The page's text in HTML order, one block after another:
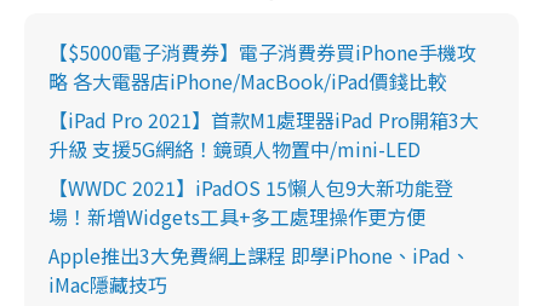
【$5000電子消費券】電子消費券買iPhone手機攻
略 各大電器店iPhone/MacBook/iPad價錢比較
【iPad Pro 2021】首款M1處理器iPad Pro開箱3大
升級 支援5G網絡！鏡頭人物置中/mini-LED
【WWDC 2021】iPadOS 15懶人包9大新功能登
場！新增Widgets工具+多工處理操作更方便
Apple推出3大免費網上課程 即學iPhone、iPad、
iMac隱藏技巧